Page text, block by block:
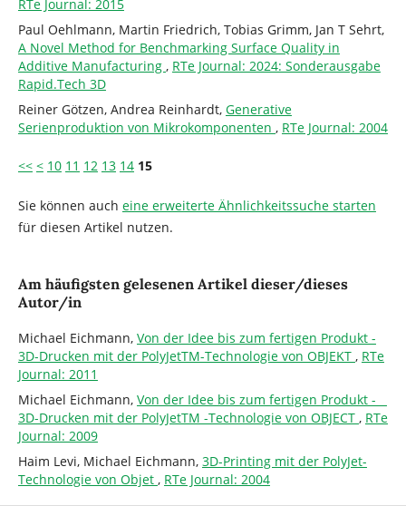
RTe Journal: 2015
Paul Oehlmann, Martin Friedrich, Tobias Grimm, Jan T Sehrt,
A Novel Method for Benchmarking Surface Quality in
Additive Manufacturing , RTe Journal: 2024: Sonderausgabe
Rapid.Tech 3D
Reiner Götzen, Andrea Reinhardt, Generative
Serienproduktion von Mikrokomponenten , RTe Journal: 2004
<< < 10 11 12 13 14 15
Sie können auch eine erweiterte Ähnlichkeitssuche starten
für diesen Artikel nutzen.
Am häufigsten gelesenen Artikel dieser/dieses
Autor/in
Michael Eichmann, Von der Idee bis zum fertigen Produkt -
3D-Drucken mit der PolyJetTM-Technologie von OBJEKT , RTe
Journal: 2011
Michael Eichmann, Von der Idee bis zum fertigen Produkt -
3D-Drucken mit der PolyJetTM -Technologie von OBJECT , RTe
Journal: 2009
Haim Levi, Michael Eichmann, 3D-Printing mit der PolyJet-
Technologie von Objet , RTe Journal: 2004